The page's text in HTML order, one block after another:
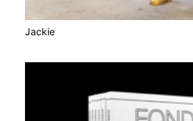
Jackie